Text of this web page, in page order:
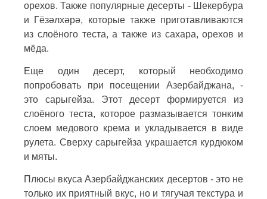
орехов. Также популярные десерты - Шекербура
и Гёзәлхәрә, которые также приготавливаются
из слоёного теста, а также из сахара, орехов и
мёда.
Еще один десерт, который необходимо
попробовать при посещении Азербайджана, -
это сарыгейза. Этот десерт формируется из
слоёного теста, которое размазывается тонким
слоем медового крема и укладывается в виде
рулета. Сверху сарыгейза украшается курдюком
и мяты.
Плюсы вкуса Азербайджанских десертов - это не
только их приятный вкус, но и тягучая текстура и